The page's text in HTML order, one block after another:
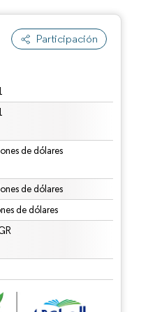
Participación
de dólares
de dólares
de dólares
según CC BY 4.0.